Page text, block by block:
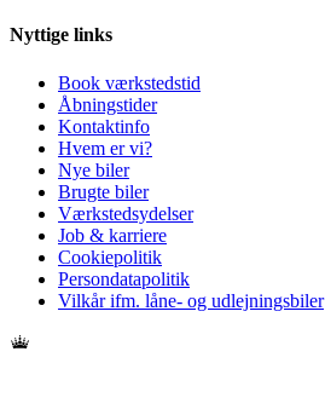
Nyttige links
Book værkstedstid
Åbningstider
Kontaktinfo
Hvem er vi?
Nye biler
Brugte biler
Værkstedsydelser
Job & karriere
Cookiepolitik
Persondatapolitik
Vilkår ifm. låne- og udlejningsbiler